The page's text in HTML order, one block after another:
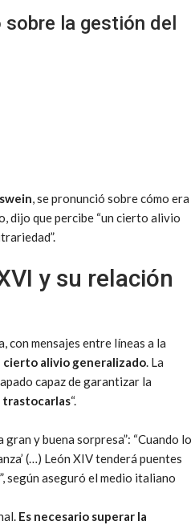
la gestión del
, se pronunció sobre cómo era
dijo que percibe “un cierto alivio
y su relación
con mensajes entre líneas a la
cierto alivio generalizado. La
capaz de garantizar la
trastocarlas“.
y buena sorpresa”: “Cuando lo
(…) León XIV tenderá puentes
según aseguró el medio italiano
Es necesario superar la